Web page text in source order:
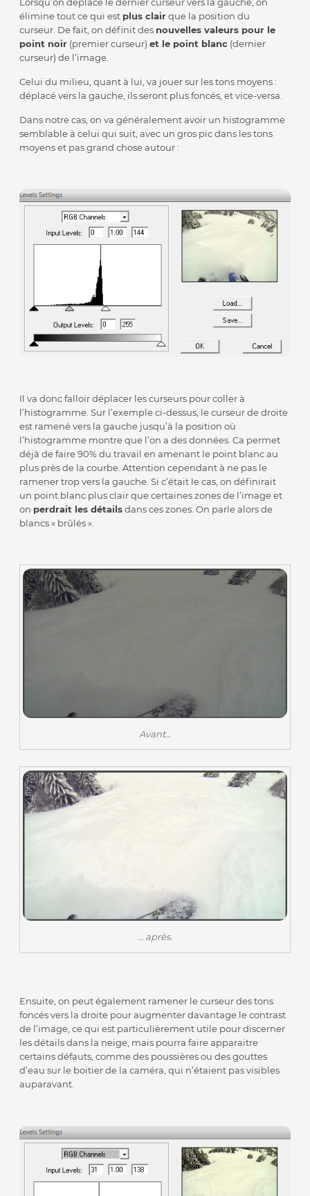
élimine tout ce qui est plus clairque la position du
curseur. De fait, on définit des nouvelles valeurs pour le
point noir (premier curseur)et le point blanc (dernier
curseur) de l’image.
Celui du milieu, quant à lui, va jouer sur les tons moyens :
déplacé vers la gauche, ils seront plus foncés, et vice-versa.
Dans notre cas, on va généralement avoir un histogramme
semblable à celui qui suit, avec un gros pic dans les tons
moyens et pas grand chose autour :
Il va donc falloir déplacer les curseurs pour coller à
l’histogramme. Sur l’exemple ci-dessus, le curseur de droite
est ramené vers la gauche jusqu’à la position où
l’histogramme montre que l’on a des données. Ca permet
déjà de faire 90% du travail en amenant le point blanc au
plus près de la courbe. Attention cependant à ne pas le
ramener trop vers la gauche. Si c’était le cas, on définirait
un point blanc plus clair que certaines zones de l’image et
on perdrait les détailsdans ces zones. On parle alors de
blancs « brûlés ».
Avant…
… après.
Ensuite, on peut également ramener le curseur des tons
foncés vers la droite pour augmenter davantage le contrast
de l’image, ce qui est particulièrement utile pour discerner
les détails dans la neige, mais pourra faire apparaitre
certains défauts, comme des poussières ou des gouttes
d’eau sur le boitier de la caméra, qui n’étaient pas visibles
auparavant.